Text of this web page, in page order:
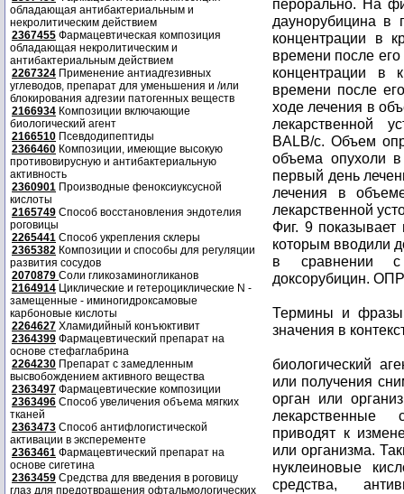
обладающая антибактериальным и
некролитическим действием
2367455 Фармацевтическая композиция
обладающая некролитическим и
антибактериальным действием
2267324 Применение антиадгезивных
углеводов, препарат для уменьшения и /или
блокирования адгезии патогенных веществ
2166934 Композиции включающие
биологический агент
2166510 Псевдодипептиды
2366460 Композиции, имеющие высокую
противовирусную и антибактериальную
активность
2360901 Производные феноксиуксусной
кислоты
2165749 Способ восстановления эндотелия
роговицы
2265441 Способ укрепления склеры
2365382 Композиции и способы для регуляции
развития сосудов
2070879 Соли гликозаминогликанов
2164914 Циклические и гетероциклические N -
замещенные - иминогидроксамовые
карбоновые кислоты
2264627 Хламидийный конъюктивит
2364399 Фармацевтический препарат на
основе стефаглабрина
2264230 Препарат с замедленным
высвобождением активного вещества
2363497 Фармацевтические композиции
2363496 Способ увеличения объема мягких
тканей
2363473 Способ антифлогистической
активации в эксперементе
2363461 Фармацевтический препарат на
основе сигетина
2363459 Средства для введения в роговицу
глаз для предотвращения офтальмологических
перорально. На
даунорубицина
концентрации в
времени после
концентрации в
времени после
ходе лечения в
лекарственной
BALB/c. Объем
объема опухоли
первый день
лечения в
лекарственной
Фиг. 9
которым вводили
в сравнении
доксорубицин.
Термины и
значения в
биологический
или получения
орган или
лекарственные
приводят к
или организма.
нуклеиновые
средства,